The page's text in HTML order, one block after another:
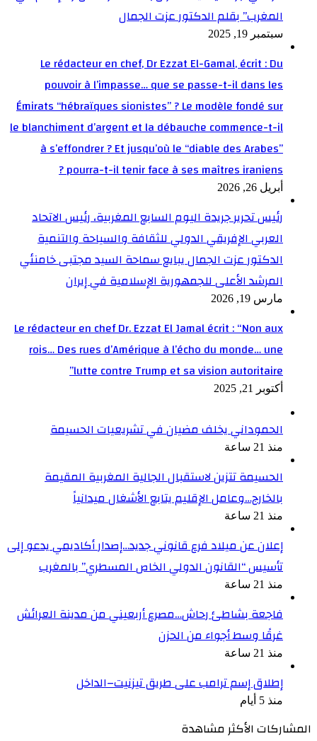
المغرب” بقلم الدكتور عزت الجمال
سبتمبر 19, 2025
Le rédacteur en chef, Dr Ezzat El-Gamal, écrit : Du
pouvoir à l’impasse… que se passe-t-il dans les
Émirats “hébraïques sionistes” ? Le modèle fondé sur
le blanchiment d’argent et la débauche commence-t-il
à s’effondrer ? Et jusqu’où le “diable des Arabes”
pourra-t-il tenir face à ses maîtres iraniens ?
أبريل 26, 2026
رئيس تحرير جريدة اليوم السابع المغربية، رئيس الاتحاد
العربي الإفريقي الدولي للثقافة والسياحة والتنمية
الدكتور عزت الجمال يبايع سماحة السيد مجتبى خامنئي
المرشد الأعلى للجمهورية الإسلامية في إيران
مارس 19, 2026
Le rédacteur en chef Dr. Ezzat El Jamal écrit : “Non aux
rois… Des rues d’Amérique à l’écho du monde… une
lutte contre Trump et sa vision autoritaire”
أكتوبر 21, 2025
الحموداني يخلف مضيان في تشريعيات الحسيمة
منذ 21 ساعة
الحسيمة تتزين لاستقبال الجالية المغربية المقيمة
بالخارج…وعامل الإقليم يتابع الأشغال ميدانياً
منذ 21 ساعة
إعلان عن ميلاد فرع قانوني جديد…إصدار أكاديمي يدعو إلى
تأسيس “القانون الدولي الخاص المسطري” بالمغرب
منذ 21 ساعة
فاجعة بشاطئ رحاش…مصرع أربعيني من مدينة العرائش
غرقًا وسط أجواء من الحزن
منذ 21 ساعة
إطلاق إسم ترامب على طريق تيزنيت–الداخل
منذ 5 أيام
المشاركات الأكثر مشاهدة